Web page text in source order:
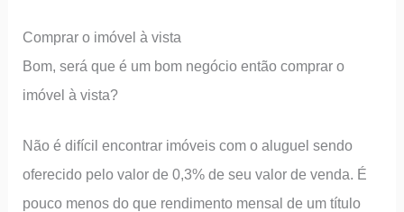
Comprar o imóvel à vista
Bom, será que é um bom negócio então comprar o
imóvel à vista?
Não é difícil encontrar imóveis com o aluguel sendo
oferecido pelo valor de 0,3% de seu valor de venda. É
pouco menos do que rendimento mensal de um título